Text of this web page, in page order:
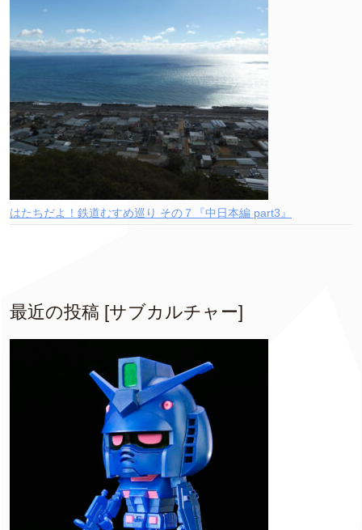
はたちだよ！鉄道むすめ巡り その７『中日本編 part3』
最近の投稿 [サブカルチャー]